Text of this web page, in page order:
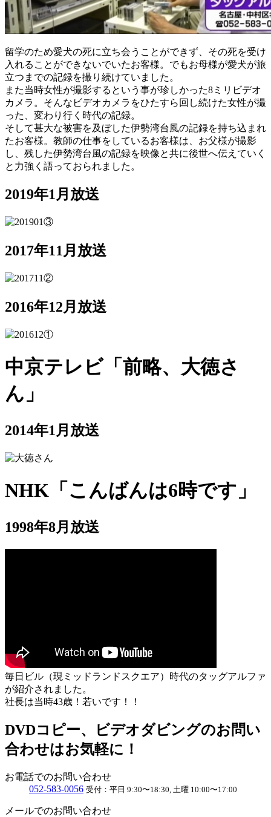
留学のため愛犬の死に立ち会うことができず、その死を受け
入れることができないでいたお客様。でもお母様が愛犬が旅
立つまでの記録を撮り続けていました。
また当時女性が撮影するという事が珍しかった8ミリビデオ
カメラ。そんなビデオカメラをひたすら回し続けた女性が撮
った、変わり行く時代の記録。
そして甚大な被害を及ぼした伊勢湾台風の記録を持ち込まれ
たお客様。教師の仕事をしているお客様は、お父様が撮影
し、残した伊勢湾台風の記録を映像と共に後世へ伝えていく
と力強く語っておられました。
2019年1月放送
2017年11月放送
2016年12月放送
中京テレビ「前略、大徳さ
ん」
2014年1月放送
NHK「こんばんは6時です」
1998年8月放送
毎日ビル（現ミッドランドスクエア）時代のタッグアルファ
が紹介されました。
社長は当時43歳！若いです！！
DVDコピー、ビデオダビングのお問い
合わせはお気軽に！
お電話でのお問い合わせ
052-583-0056 受付： 平日 9:30〜18:30, 土曜 10:00〜17:00
メールでのお問い合わせ